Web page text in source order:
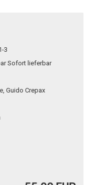
3
Sofort lieferbar
Guido Crepax